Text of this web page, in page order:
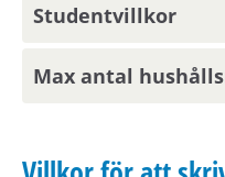
Det är inte möjligt
Förråd finns endast i
Studentvillkor
Max antal